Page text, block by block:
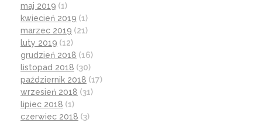
maj 2019 (1)
kwiecień 2019 (1)
marzec 2019 (21)
luty 2019 (12)
grudzień 2018 (16)
listopad 2018 (30)
październik 2018 (17)
wrzesień 2018 (31)
lipiec 2018 (1)
czerwiec 2018 (3)